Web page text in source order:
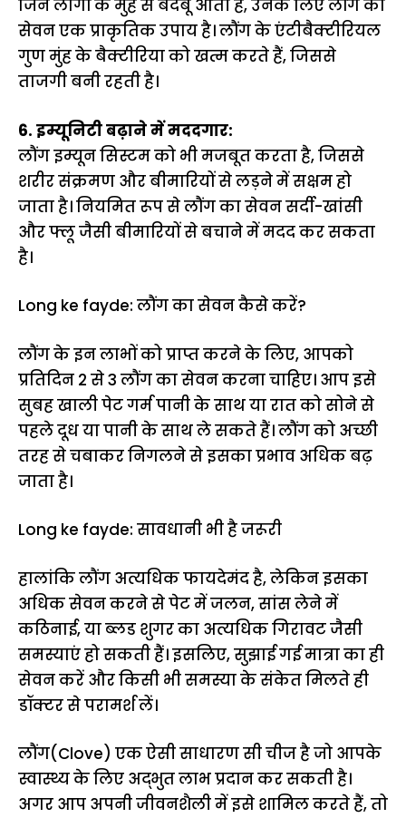
जिन लोगों के मुंह से बदबू आती है, उनके लिए लौंग का
सेवन एक प्राकृतिक उपाय है। लौंग के एंटीबैक्टीरियल
गुण मुंह के बैक्टीरिया को खत्म करते हैं, जिससे
ताजगी बनी रहती है।
6. इम्यूनिटी बढ़ाने में मददगार:
लौंग इम्यून सिस्टम को भी मजबूत करता है, जिससे
शरीर संक्रमण और बीमारियों से लड़ने में सक्षम हो
जाता है। नियमित रूप से लौंग का सेवन सर्दी-खांसी
और फ्लू जैसी बीमारियों से बचाने में मदद कर सकता
है।
Long ke fayde: लौंग का सेवन कैसे करें?
लौंग के इन लाभों को प्राप्त करने के लिए, आपको
प्रतिदिन 2 से 3 लौंग का सेवन करना चाहिए। आप इसे
सुबह खाली पेट गर्म पानी के साथ या रात को सोने से
पहले दूध या पानी के साथ ले सकते हैं। लौंग को अच्छी
तरह से चबाकर निगलने से इसका प्रभाव अधिक बढ़
जाता है।
Long ke fayde: सावधानी भी है जरूरी
हालांकि लौंग अत्यधिक फायदेमंद है, लेकिन इसका
अधिक सेवन करने से पेट में जलन, सांस लेने में
कठिनाई, या ब्लड शुगर का अत्यधिक गिरावट जैसी
समस्याएं हो सकती हैं। इसलिए, सुझाई गई मात्रा का ही
सेवन करें और किसी भी समस्या के संकेत मिलते ही
डॉक्टर से परामर्श लें।
लौंग(Clove) एक ऐसी साधारण सी चीज है जो आपके
स्वास्थ्य के लिए अद्भुत लाभ प्रदान कर सकती है।
अगर आप अपनी जीवनशैली में इसे शामिल करते हैं, तो